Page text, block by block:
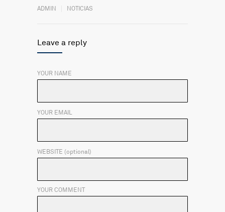
ADMIN NOTICIAS
Leave a reply
YOUR NAME
YOUR EMAIL
WEBSITE (optional)
YOUR COMMENT